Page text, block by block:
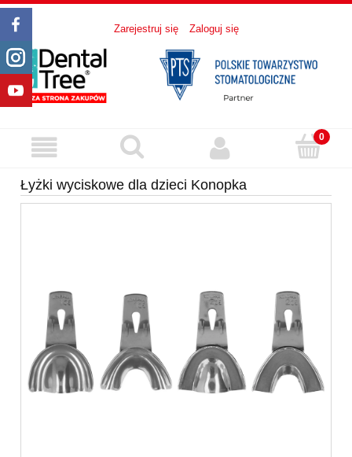
Zarejestruj się Zaloguj się
Łyżki wyciskowe dla dzieci Konopka